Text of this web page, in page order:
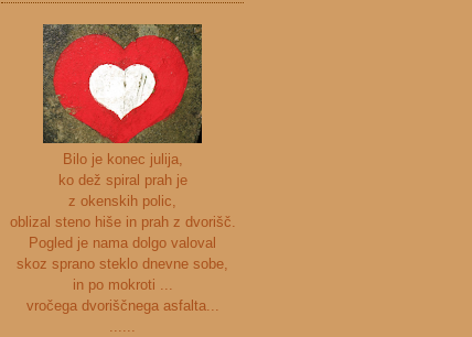
Bilo je konec julija,
ko dež spiral prah je
z okenskih polic,
oblizal steno hiše in prah z dvorišč.
Pogled je nama dolgo valoval
skoz sprano steklo dnevne sobe,
in po mokroti ...
vročega dvoriščnega asfalta...
......